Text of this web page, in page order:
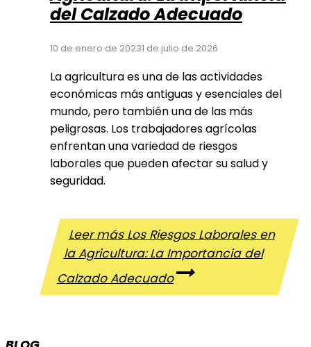
del Calzado Adecuado
10 de enero de 20231 de julio de 2026
La agricultura es una de las actividades
económicas más antiguas y esenciales del
mundo, pero también una de las más
peligrosas. Los trabajadores agrícolas
enfrentan una variedad de riesgos
laborales que pueden afectar su salud y
seguridad.
Leer másLos Riesgos Laborales en
la Agricultura: La Importancia del
Calzado Adecuado